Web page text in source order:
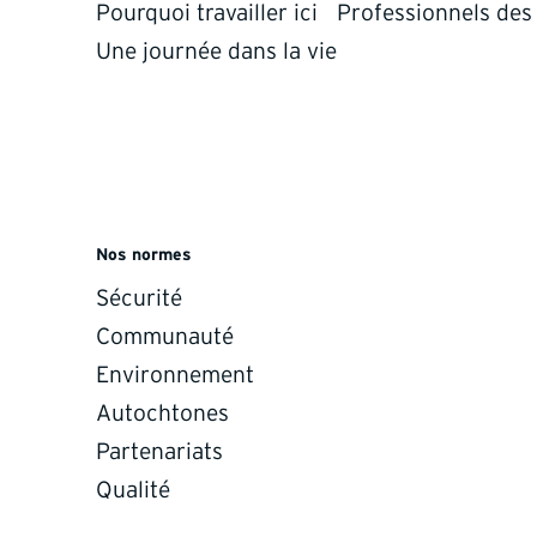
Pourquoi travailler ici
Une journée dans la vie
Professionnels
Nos normes
Sécurité
Communauté
Environnement
Autochtones
Partenariats
Qualité